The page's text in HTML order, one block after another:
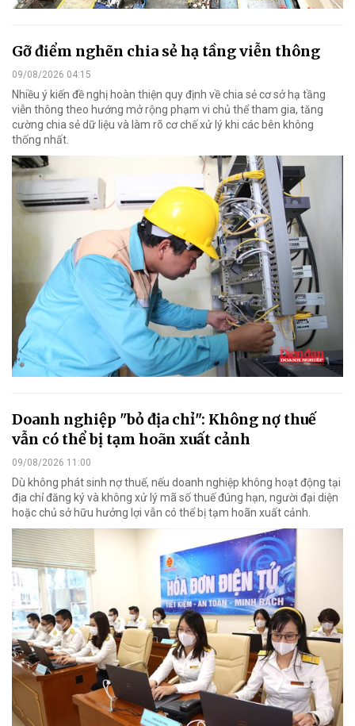
Gỡ điểm nghẽn chia sẻ hạ tầng viễn thông
09/08/2026 04:15
Nhiều ý kiến đề nghị hoàn thiện quy định về chia sẻ cơ sở hạ tầng
viễn thông theo hướng mở rộng phạm vi chủ thể tham gia, tăng
cường chia sẻ dữ liệu và làm rõ cơ chế xử lý khi các bên không
thống nhất.
Doanh nghiệp "bỏ địa chỉ": Không nợ thuế
vẫn có thể bị tạm hoãn xuất cảnh
09/08/2026 11:00
Dù không phát sinh nợ thuế, nếu doanh nghiệp không hoạt động tại
địa chỉ đăng ký và không xử lý mã số thuế đúng hạn, người đại diện
hoặc chủ sở hữu hưởng lợi vẫn có thể bị tạm hoãn xuất cảnh.